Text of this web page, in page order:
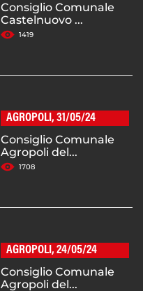
Consiglio Comunale
Castelnuovo ...
1419
AGROPOLI, 31/05/24
Consiglio Comunale
Agropoli del...
1708
AGROPOLI, 24/05/24
Consiglio Comunale
Agropoli del...